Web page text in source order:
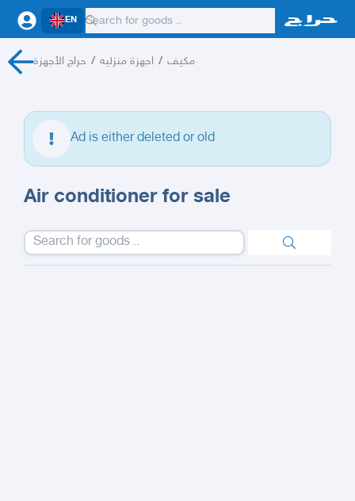
EN
حراج الأجهزة / اجهزة منزليه / مكيف
Ad is either deleted or old
Air conditioner for sale